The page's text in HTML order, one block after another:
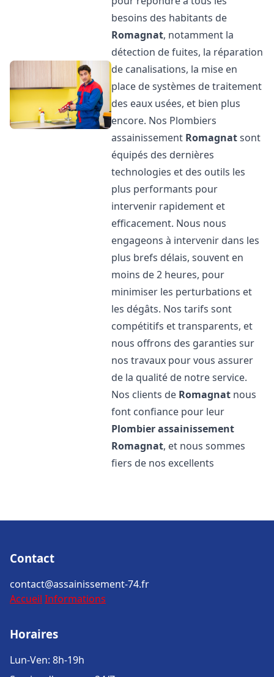
besoins des habitants de
Romagnat, notamment la
détection de fuites, la réparation
de canalisations, la mise en
place de systèmes de traitement
des eaux usées, et bien plus
encore. Nos Plombiers
assainissement Romagnatsont
équipés des dernières
technologies et des outils les
plus performants pour
intervenir rapidement et
efficacement. Nous nous
engageons à intervenir dans les
plus brefs délais, souvent en
moins de 2 heures, pour
minimiser les perturbations et
les dégâts. Nos tarifs sont
compétitifs et transparents, et
nous offrons des garanties sur
nos travaux pour vous assurer
de la qualité de notre service.
Nos clients de Romagnat nous
font confiance pour leur
Plombier assainissement
Romagnat, et nous sommes
fiers de nos excellents
Contact
contact@assainissement-74.fr
Accueil Informations
Horaires
Lun-Ven: 8h-19h